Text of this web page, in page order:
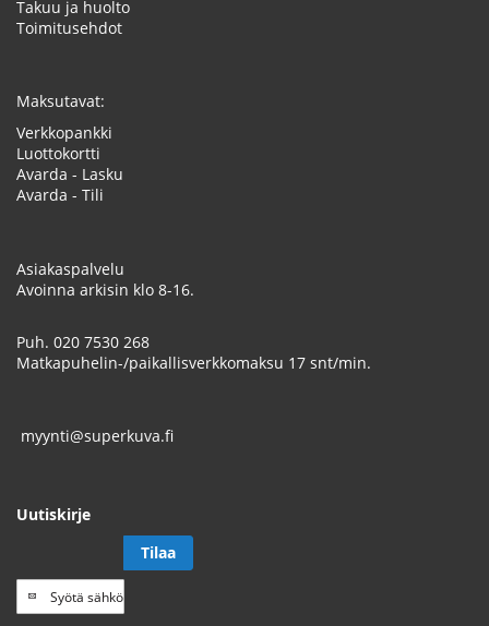
Takuu ja huolto
Toimitusehdot
Maksutavat:
Verkkopankki
Luottokortti
Avarda - Lasku
Avarda - Tili
Asiakaspalvelu
Avoinna arkisin klo 8-16.
Puh. 020 7530 268
Matkapuhelin-/paikallisverkkomaksu 17 snt/min.
myynti@superkuva.fi
Uutiskirje
Tilaa
uutiskirje
Tilaa